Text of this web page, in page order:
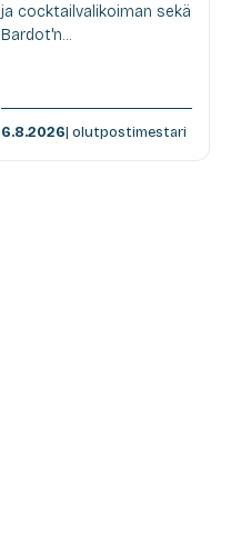
ja cocktailvalikoiman sekä
Bardot'n...
6.8.2026| olutpostimestari